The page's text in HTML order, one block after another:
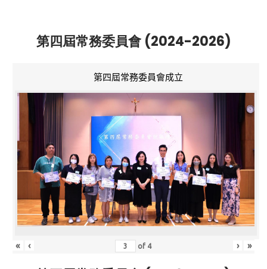
第四屆常務委員會 (2024-2026)
第四屆常務委員會成立
« ‹ of 4 › »